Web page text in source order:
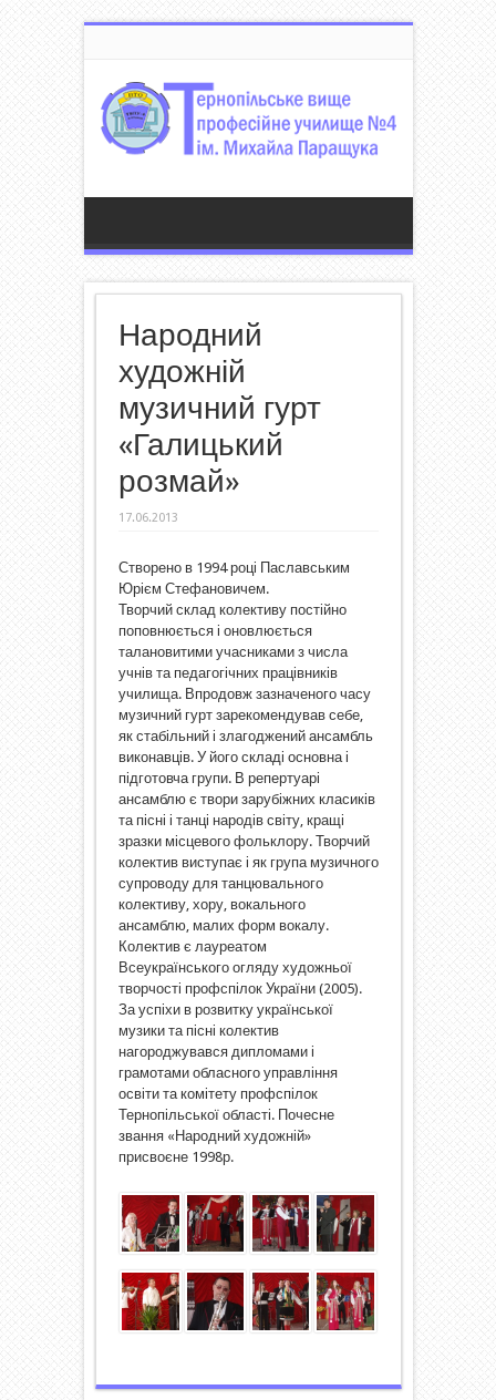
Народний
художній
музичний гурт
«Галицький
розмай»
17.06.2013
Створено в 1994 році Паславським
Юрієм Стефановичем.
Творчий склад колективу постійно
поповнюється і оновлюється
талановитими учасниками з числа
учнів та педагогічних працівників
училища. Впродовж зазначеного часу
музичний гурт зарекомендував себе,
як стабільний і злагоджений ансамбль
виконавців. У його складі основна і
підготовча групи. В репертуарі
ансамблю є твори зарубіжних класиків
та пісні і танці народів світу, кращі
зразки місцевого фольклору. Творчий
колектив виступає і як група музичного
супроводу для танцювального
колективу, хору, вокального
ансамблю, малих форм вокалу.
Колектив є лауреатом
Всеукраїнського огляду художньої
творчості профспілок України (2005).
За успіхи в розвитку української
музики та пісні колектив
нагороджувався дипломами і
грамотами обласного управління
освіти та комітету профспілок
Тернопільської області. Почесне
звання «Народний художній»
присвоєне 1998р.